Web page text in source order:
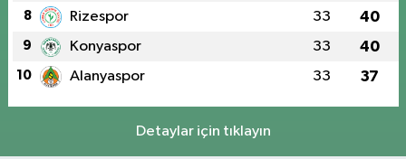
8 Rizespor 33 40
9 Konyaspor 33 40
10 Alanyaspor 33 37
Detaylar için tıklayın